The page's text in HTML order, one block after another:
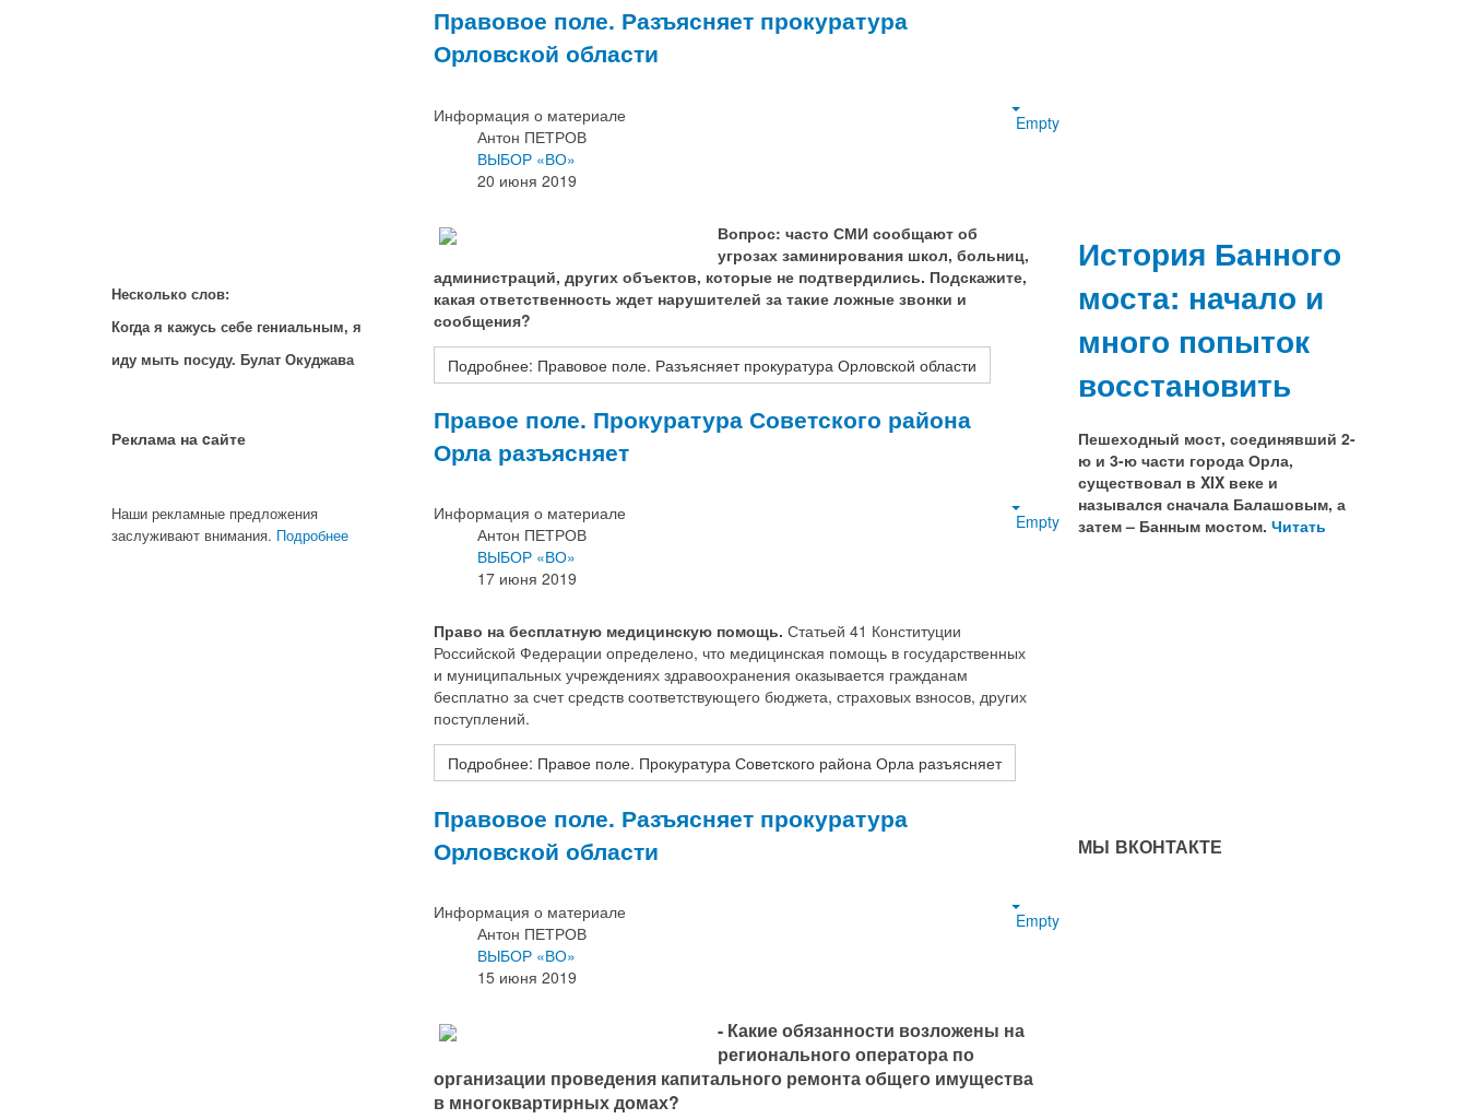
Правовое поле. Разъясняет прокуратура
Орловской области
Empty
Информация о материале
Антон ПЕТРОВ
ВЫБОР «ВО»
20 июня 2019
Вопрос: часто СМИ сообщают об
угрозах заминирования школ, больниц,
администраций, других объектов, которые не подтвердились. Подскажите,
какая ответственность ждет нарушителей за такие ложные звонки и
сообщения?
Подробнее: Правовое поле. Разъясняет прокуратура Орловской области
Правое поле. Прокуратура Советского района
Орла разъясняет
Empty
Информация о материале
Антон ПЕТРОВ
ВЫБОР «ВО»
17 июня 2019
Право на бесплатную медицинскую помощь. Статьей 41 Конституции
Российской Федерации определено, что медицинская помощь в государственных
и муниципальных учреждениях здравоохранения оказывается гражданам
бесплатно за счет средств соответствующего бюджета, страховых взносов, других
поступлений.
Подробнее: Правое поле. Прокуратура Советского района Орла разъясняет
Правовое поле. Разъясняет прокуратура
Орловской области
Empty
Информация о материале
Антон ПЕТРОВ
ВЫБОР «ВО»
15 июня 2019
- Какие обязанности возложены на
регионального оператора по
организации проведения капитального ремонта общего имущества
в многоквартирных домах?
Несколько слов:
Когда я кажусь себе гениальным, я
иду мыть посуду. Булат Окуджава
Реклама на cайте
Наши рекламные предложения
заслуживают внимания. Подробнее
История Банного
моста: начало и
много попыток
восстановить
Пешеходный мост, соединявший 2-
ю и 3-ю части города Орла,
существовал в XIX веке и
назывался сначала Балашовым, а
затем – Банным мостом. Читать
МЫ ВКОНТАКТЕ